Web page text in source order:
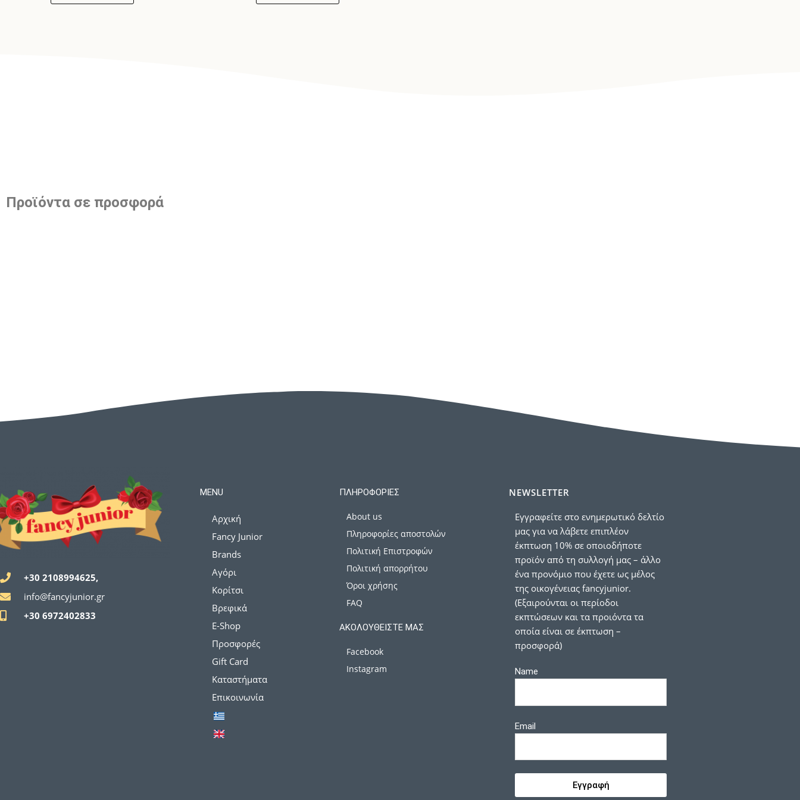
Προϊόντα σε προσφορά
+30 2108994625,
info@fancyjunior.gr
+30 6972402833
MENU
Αρχική
Fancy Junior
Brands
Αγόρι
Κορίτσι
Βρεφικά
E-Shop
Προσφορές
Gift Card
Καταστήματα
Επικοινωνία
ΠΛΗΡΟΦΟΡΊΕΣ
About us
Πληροφορίες αποστολών
Πολιτική Επιστροφών
Πολιτική απορρήτου
Όροι χρήσης
FAQ
ΑΚΟΛΟΥΘΕΊΣΤΕ ΜΑΣ
Facebook
Instagram
NEWSLETTER
Εγγραφείτε στο ενημερωτικό δελτίο
μας για να λάβετε επιπλέον
έκπτωση 10% σε οποιοδήποτε
προϊόν από τη συλλογή μας – άλλο
ένα προνόμιο που έχετε ως μέλος
της οικογένειας fancyjunior.
(Εξαιρούνται οι περίοδοι
εκπτώσεων και τα προιόντα τα
οποία είναι σε έκπτωση –
προσφορά)
Name
Email
Εγγραφή